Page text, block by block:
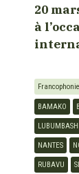
20
à
Francophonie
BAMAKO
LUBUMBASHI
NANTES
RUBAVU